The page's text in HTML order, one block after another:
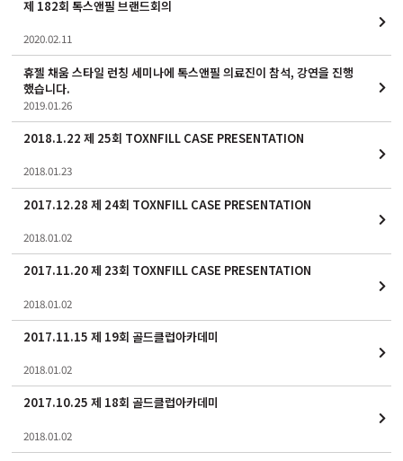
제 182회 톡스앤필 브랜드회의
2020.02.11
휴젤 채움 스타일 런칭 세미나에 톡스앤필 의료진이 참석, 강연을 진행
했습니다.
2019.01.26
2018.1.22 제 25회 TOXNFILL CASE PRESENTATION
2018.01.23
2017.12.28 제 24회 TOXNFILL CASE PRESENTATION
2018.01.02
2017.11.20 제 23회 TOXNFILL CASE PRESENTATION
2018.01.02
2017.11.15 제 19회 골드클럽아카데미
2018.01.02
2017.10.25 제 18회 골드클럽아카데미
2018.01.02